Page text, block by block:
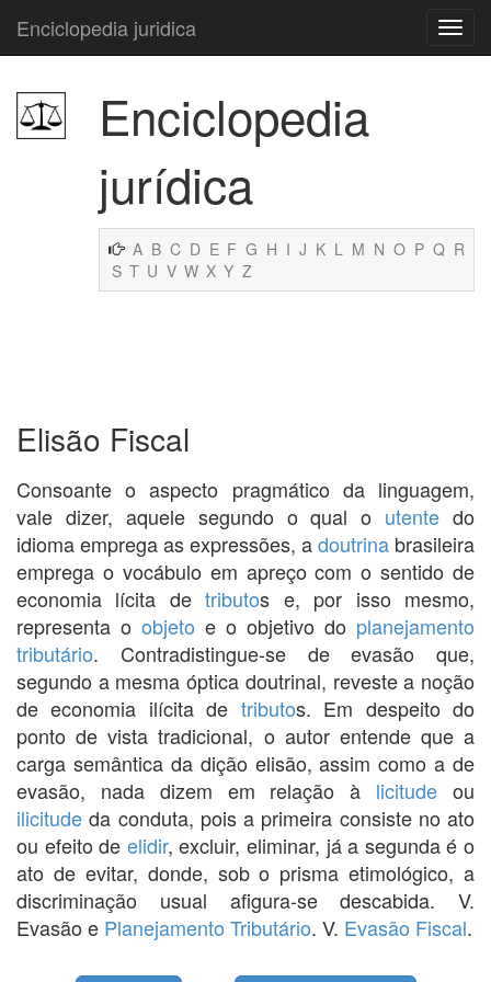
Enciclopedia juridica
Enciclopedia
jurídica
A B C D E F G H I J K L M N O P Q R
S T U V W X Y Z
Elisão Fiscal
Consoante o aspecto pragmático da linguagem,
vale dizer, aquele segundo o qual o utente do
idioma emprega as expressões, adoutrina brasileira
emprega o vocábulo em apreço com o sentido de
economia lícita detributos e, por isso mesmo,
representa o objeto e o objetivo do planejamento
tributário. Contradistingue-se de evasão que,
segundo a mesma óptica doutrinal, reveste a noção
de economia ilícita de tributos. Em despeito do
ponto de vista tradicional, o autor entende que a
carga semântica da dição elisão, assim como a de
evasão, nada dizem em relação à licitude ou
ilicitude da conduta, pois a primeira consiste no ato
ou efeito de elidir, excluir, eliminar, já a segunda é o
ato de evitar, donde, sob o prisma etimológico, a
discriminação usual afigura-se descabida. V.
Evasão e Planejamento Tributário. V. Evasão Fiscal.